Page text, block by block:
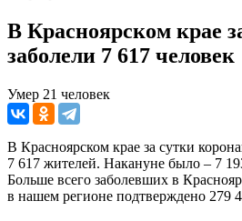
В Красноярском крае
заболели 7 617 человек
Умер 21 человек
В Красноярском крае за сутки
7 617 жителей. Накануне было – 7
Больше всего заболевших в
в нашем регионе подтверждено 279